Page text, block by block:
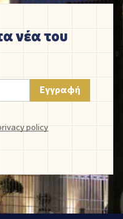
νέα του
policy